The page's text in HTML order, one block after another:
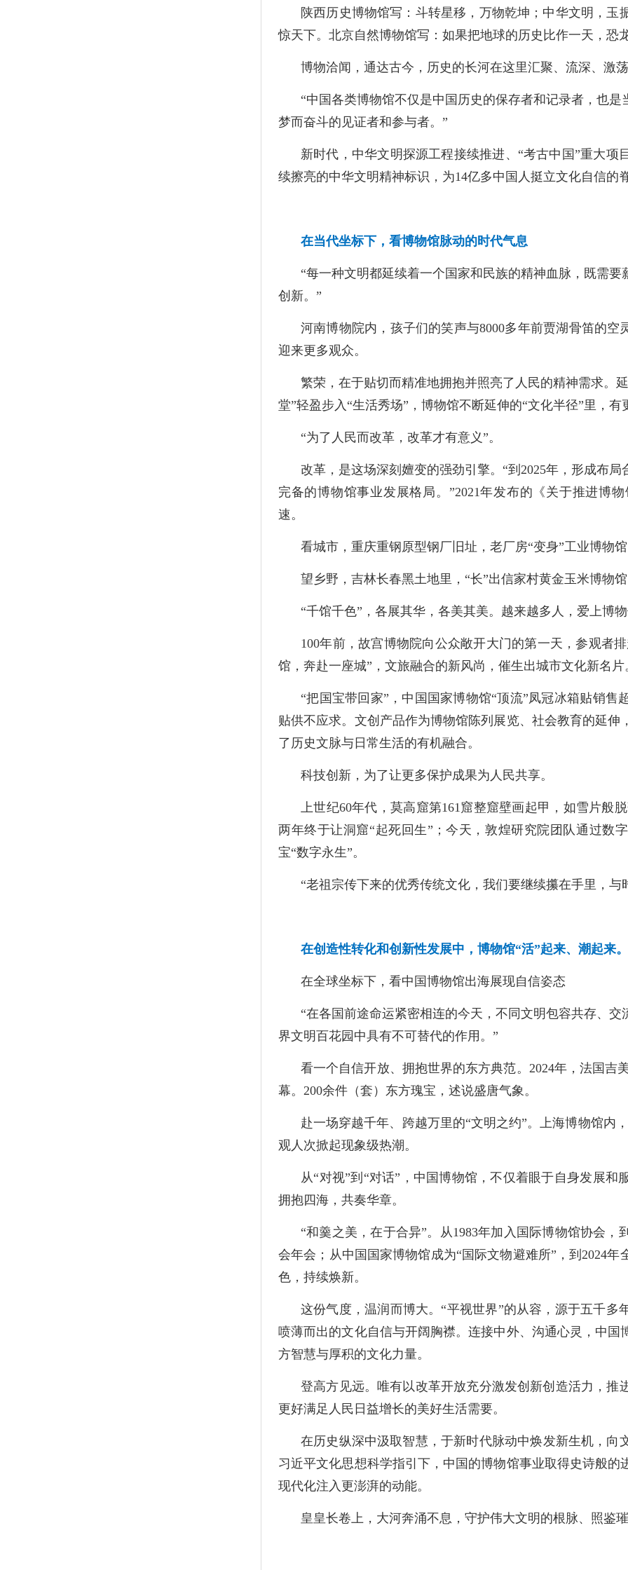
陕西历史博物馆写：斗转星移，万物乾坤；中华文明，
惊天下。北京自然博物馆写：如果把地球的历史比作一天，恐
博物洽闻，通达古今，历史的长河在这里汇聚、流深、激
“中国各类博物馆不仅是中国历史的保存者和记录者，也
梦而奋斗的见证者和参与者。”
新时代，中华文明探源工程接续推进、“考古中国”重大
续擦亮的中华文明精神标识，为14亿多中国人挺立文化自信的
在当代坐标下，看博物馆脉动的时代气息
“每一种文明都延续着一个国家和民族的精神血脉，既需
创新。”
河南博物院内，孩子们的笑声与8000多年前贾湖骨笛的
迎来更多观众。
繁荣，在于贴切而精准地拥抱并照亮了人民的精神需求
堂”轻盈步入“生活秀场”，博物馆不断延伸的“文化半径”里，
“为了人民而改革，改革才有意义”。
改革，是这场深刻嬗变的强劲引擎。“到2025年，形成布
完备的博物馆事业发展格局。”2021年发布的《关于推进博
速。
看城市，重庆重钢原型钢厂旧址，老厂房“变身”工业博物
望乡野，吉林长春黑土地里，“长”出信家村黄金玉米博物
“千馆千色”，各展其华，各美其美。越来越多人，爱上博
100年前，故宫博物院向公众敞开大门的第一天，参观者
馆，奔赴一座城”，文旅融合的新风尚，催生出城市文化新名片
“把国宝带回家”，中国国家博物馆“顶流”凤冠冰箱贴销
贴供不应求。文创产品作为博物馆陈列展览、社会教育的延
了历史文脉与日常生活的有机融合。
科技创新，为了让更多保护成果为人民共享。
上世纪60年代，莫高窟第161窟整窟壁画起甲，如雪片般
两年终于让洞窟“起死回生”；今天，敦煌研究院团队通过数
宝“数字永生”。
“老祖宗传下来的优秀传统文化，我们要继续攥在手里，与
在创造性转化和创新性发展中，博物馆“活”起来、潮起来。
在全球坐标下，看中国博物馆出海展现自信姿态
“在各国前途命运紧密相连的今天，不同文明包容共存、
界文明百花园中具有不可替代的作用。”
看一个自信开放、拥抱世界的东方典范。2024年，法国吉
幕。200余件（套）东方瑰宝，述说盛唐气象。
赴一场穿越千年、跨越万里的“文明之约”。上海博物馆内
观人次掀起现象级热潮。
从“对视”到“对话”，中国博物馆，不仅着眼于自身发展
拥抱四海，共奏华章。
“和羹之美，在于合异”。从1983年加入国际博物馆协会
会年会；从中国国家博物馆成为“国际文物避难所”，到2024
色，持续焕新。
这份气度，温润而博大。“平视世界”的从容，源于五千
喷薄而出的文化自信与开阔胸襟。连接中外、沟通心灵，中
方智慧与厚积的文化力量。
登高方见远。唯有以改革开放充分激发创新创造活力，推
更好满足人民日益增长的美好生活需要。
在历史纵深中汲取智慧，于新时代脉动中焕发新生机，
习近平文化思想科学指引下，中国的博物馆事业取得史诗般
现代化注入更澎湃的动能。
皇皇长卷上，大河奔涌不息，守护伟大文明的根脉、照鉴